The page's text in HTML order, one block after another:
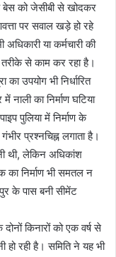
बेस को जेसीबी से खोदकर
पर सवाल खड़े हो रहे
या कर्मचारी की
से काम कर रहा है।
उपयोग भी निर्धारित
नाली का निर्माण घटिया
पुलिया में निर्माण के
प्रश्नचिह्न लगाता है।
थी, लेकिन अधिकांश
निर्माण भी समतल न
के पास बनी सीमेंट
किनारों को एक वर्ष से
रही है। समिति ने यह भी